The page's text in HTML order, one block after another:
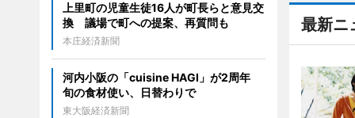
最新ニ
上里町の児童生徒16人が町長らと意見交
換 議場で町への提案、再質問も
本庄経済新聞
河内小阪の「cuisine HAGI」が2周年
旬の食材使い、日替わりで
東大阪経済新聞